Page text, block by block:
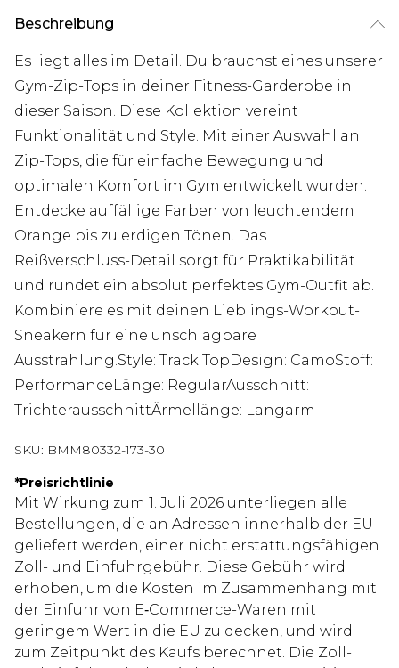
Beschreibung
Es liegt alles im Detail. Du brauchst eines unserer
Gym-Zip-Tops in deiner Fitness-Garderobe in
dieser Saison. Diese Kollektion vereint
Funktionalität und Style. Mit einer Auswahl an
Zip-Tops, die für einfache Bewegung und
optimalen Komfort im Gym entwickelt wurden.
Entdecke auffällige Farben von leuchtendem
Orange bis zu erdigen Tönen. Das
Reißverschluss-Detail sorgt für Praktikabilität
und rundet ein absolut perfektes Gym-Outfit ab.
Kombiniere es mit deinen Lieblings-Workout-
Sneakern für eine unschlagbare
Ausstrahlung.Style: Track TopDesign: CamoStoff:
PerformanceLänge: RegularAusschnitt:
TrichterausschnittÄrmellänge: Langarm
SKU: BMM80332-173-30
*Preisrichtlinie
Mit Wirkung zum 1. Juli 2026 unterliegen alle
Bestellungen, die an Adressen innerhalb der EU
geliefert werden, einer nicht erstattungsfähigen
Zoll- und Einfuhrgebühr. Diese Gebühr wird
erhoben, um die Kosten im Zusammenhang mit
der Einfuhr von E‑Commerce-Waren mit
geringem Wert in die EU zu decken, und wird
zum Zeitpunkt des Kaufs berechnet. Die Zoll-